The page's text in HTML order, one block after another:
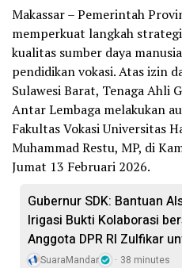
Makassar – Pemerintah
memperkuat langkah
kualitas sumber daya
pendidikan vokasi. Atas izin
Sulawesi Barat, Tenaga Ahli
Antar Lembaga melakukan
Fakultas Vokasi Universitas
Muhammad Restu, MP, di
Jumat 13 Februari 2026.
Gubernur SDK: Bantuan
Irigasi Bukti Kolaborasi
Anggota DPR RI Zulfikar
SuaraMandar 38 minutes